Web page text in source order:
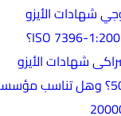
شهادات الأيزو
شهادات الأيزو